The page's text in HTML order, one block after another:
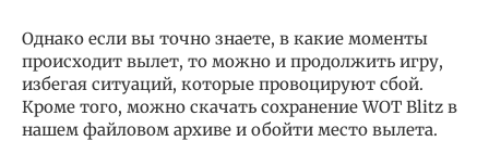
Однако если вы точно знаете, в какие моменты
происходит вылет, то можно и продолжить игру,
избегая ситуаций, которые провоцируют сбой.
Кроме того, можно скачать сохранение WOT Blitz в
нашем файловом архиве и обойти место вылета.